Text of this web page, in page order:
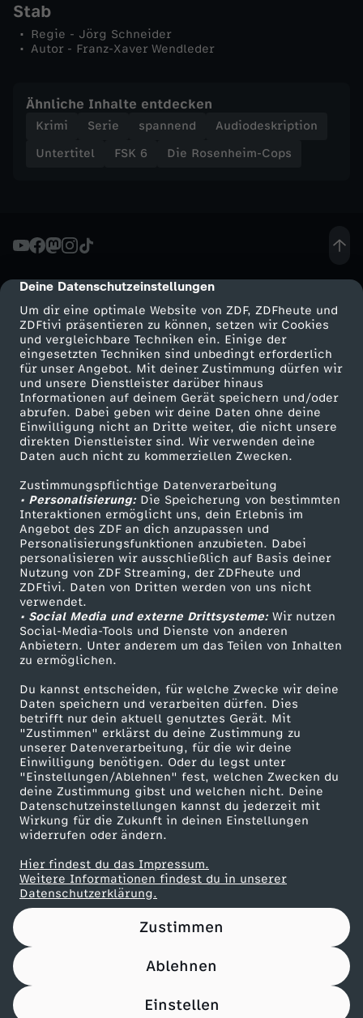
cmp-dialog-description
Deine Datenschutzeinstellungen
Um dir eine optimale Website von ZDF, ZDFheute und
ZDFtivi präsentieren zu können, setzen wir Cookies
und vergleichbare Techniken ein. Einige der
eingesetzten Techniken sind unbedingt erforderlich
für unser Angebot. Mit deiner Zustimmung dürfen wir
und unsere Dienstleister darüber hinaus
Informationen auf deinem Gerät speichern und/oder
abrufen. Dabei geben wir deine Daten ohne deine
Einwilligung nicht an Dritte weiter, die nicht unsere
direkten Dienstleister sind. Wir verwenden deine
Daten auch nicht zu kommerziellen Zwecken.
Zustimmungspflichtige Datenverarbeitung
• Personalisierung:Die Speicherung von bestimmten
Interaktionen ermöglicht uns, dein Erlebnis im
Angebot des ZDF an dich anzupassen und
Personalisierungsfunktionen anzubieten. Dabei
personalisieren wir ausschließlich auf Basis deiner
Nutzung von ZDF Streaming, der ZDFheute und
ZDFtivi. Daten von Dritten werden von uns nicht
verwendet.
• Social Media und externe Drittsysteme:Wir nutzen
Social-Media-Tools und Dienste von anderen
Anbietern. Unter anderem um das Teilen von Inhalten
zu ermöglichen.
Du kannst entscheiden, für welche Zwecke wir deine
Daten speichern und verarbeiten dürfen. Dies
betrifft nur dein aktuell genutztes Gerät. Mit
"Zustimmen" erklärst du deine Zustimmung zu
unserer Datenverarbeitung, für die wir deine
Einwilligung benötigen. Oder du legst unter
"Einstellungen/Ablehnen" fest, welchen Zwecken du
deine Zustimmung gibst und welchen nicht. Deine
Datenschutzeinstellungen kannst du jederzeit mit
Wirkung für die Zukunft in deinen Einstellungen
widerrufen oder ändern.
Hier findest du das Impressum.
Weitere Informationen findest du in unserer
Datenschutzerklärung.
Zustimmen
Ablehnen
Einstellen
i
F
o
e
n
Stab
Regie - Jörg Schneider
Autor - Franz-Xaver Wendleder
Ähnliche Inhalte entdecken
Krimi Serie spannend
Audiodeskription
Untertitel
FSK 6 Die Rosenheim-Cops
Mehr ZDF
ZDF-Apps
Smart TV
ZDFtext
Livestreams
Sendungen A-Z
TV-Programm
Service
ZDFmitreden
Kontakt zum ZDF
Tickets
Zuschauerservice
Hilfe
ZDF Unternehmen
Karriere
ZDF goes Schule
Werbefernsehen
Mainzelmännchen
Partner
Nutzungsbedingungen
Impressum